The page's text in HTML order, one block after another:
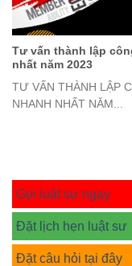
Tư vấn thành lập
nhất năm 2023
TƯ VẤN THÀNH LẬP
NHANH NHẤT NĂM...
Gọi luật sư ngay
Đặt lịch hẹn luật sư
Đặt câu hỏi tại đây